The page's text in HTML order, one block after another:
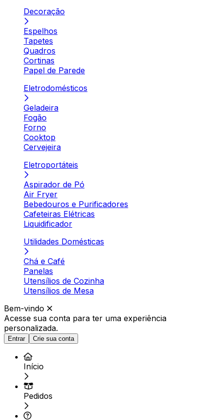
Decoração
Espelhos
Tapetes
Quadros
Cortinas
Papel de Parede
Eletrodomésticos
Geladeira
Fogão
Forno
Cooktop
Cervejeira
Eletroportáteis
Aspirador de Pó
Air Fryer
Bebedouros e Purificadores
Cafeteiras Elétricas
Liquidificador
Utilidades Domésticas
Chá e Café
Panelas
Utensílios de Cozinha
Utensílios de Mesa
Bem-vindo
Acesse sua conta para ter uma experiência
personalizada.
Entrar Crie sua conta
Início
Pedidos